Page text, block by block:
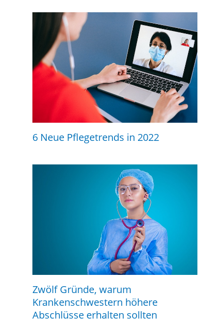
6 Neue Pflegetrends in 2022
Zwölf Gründe, warum
Krankenschwestern höhere
Abschlüsse erhalten sollten